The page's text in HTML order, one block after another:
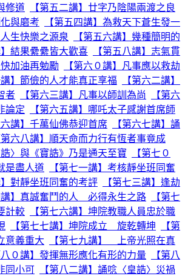
修道
【第五二講】廿字乃陰陽兩渡之良
與磨考
【第五四講】為救天下蒼生發一
生快樂之源泉
【第五六講】幾種簡明的
】結果纍纍皆大歡喜
【第五八講】志氣貫
快加油再勉勵
【第六０講】凡事應以救劫
講】節儉的人才能真正享福
【第六二講】
者
【第六三講】凡事以師訓為尚
【第六
論定
【第六五講】哪吒太子感謝首席師
六講】千萬仙佛恭迎首席
【第六七講】誦
第六八講】順天命而力行有恆者事竟成
誥〉與《寶誥》乃是通天至寶
【第七０
是盡人道
【第七一講】考核靜坐班同奮
】對靜坐班同奮的考評
【第七三講】逢劫
講】真誠奮鬥的人 必得永生之路
【第七
計較
【第七六講】坤院教職人員忠於職
【第七七講】坤院成立 旋乾轉坤
【第
意義重大
【第七九講】 上帝光照在真
八０講】發揮無形應化有形的力量
【第八
同小可
【第八二講】誦唸〈皇誥〉災禍